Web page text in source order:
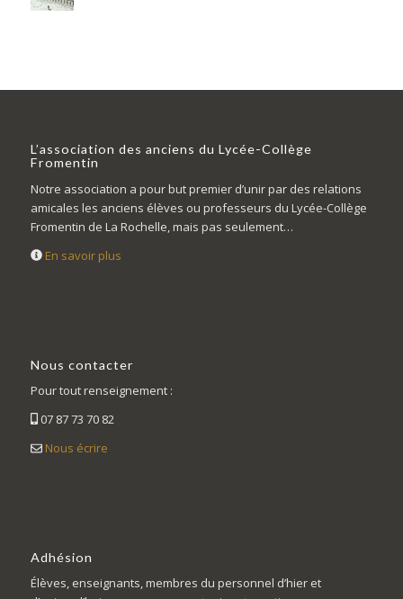
L’association des anciens du Lycée-Collège
Fromentin
Notre association a pour but premier d’unir par des relations
amicales les anciens élèves ou professeurs du Lycée-Collège
Fromentin de La Rochelle, mais pas seulement…
En savoir plus
Nous contacter
Pour tout renseignement :
07 87 73 70 82
Nous écrire
Adhésion
Élèves, enseignants, membres du personnel d’hier et